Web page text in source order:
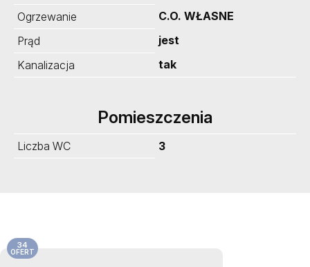
Ogrzewanie
C.O. WŁASNE
Prąd
jest
Kanalizacja
tak
Pomieszczenia
Liczba WC 3
34
OFERT